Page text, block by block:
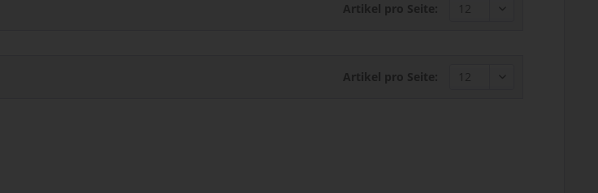
Artikel pro Seite:
Artikel pro Seite: